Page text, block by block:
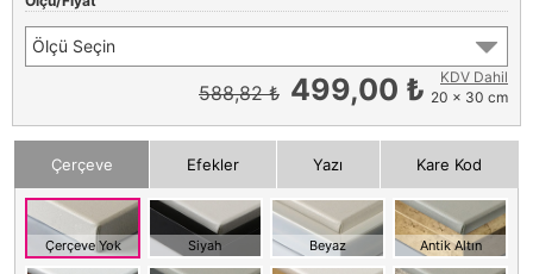
Ölçü Seçin
588,82 ₺ 499,00 ₺
KDV Dahil
20 x 30 cm
Çerçeve Efekler Yazı Kare Kod
Çerçeve Yok Siyah Beyaz Antik Altın